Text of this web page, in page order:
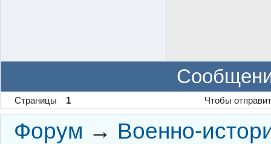
Страницы 1 Чтобы
Форум → Военно-